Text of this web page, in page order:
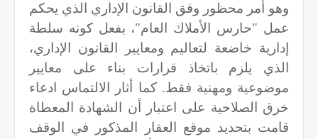
وهو أمر محظور وفق القانون الإداري الذي يحكم
عمل "حارس الأملاك العام"، بفعل كونه سلطة
إدارية خاضعة لتعاليم ومعايير القانون الإداري،
الذي يلزم باتخاذ قرارات بناء على معايير
موضوعية ومهنية فقط. كما أثار الالتماس ادعاء
خرق الصلاحية على اعتبار أن الشهادة المعطاة
قامت بتحديد موقع العقار المذكور في الوقف